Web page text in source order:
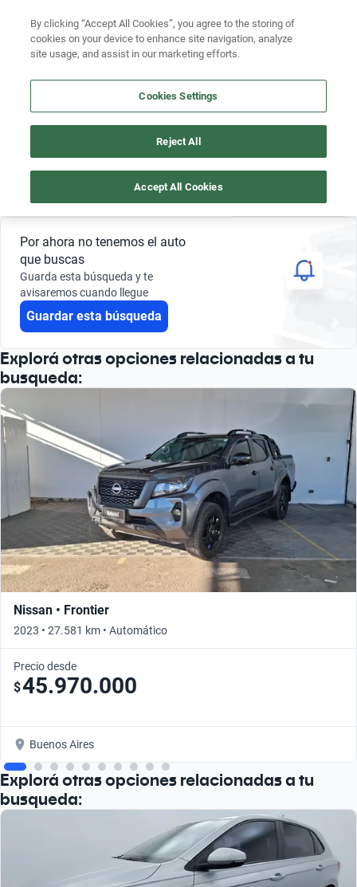
Buscá por año
Buscá por marca
Buscá por modelo
0 Resultados Guardar búsqueda
Por ahora no tenemos el auto
que buscas
Guarda esta búsqueda y te
avisaremos cuando llegue
Guardar esta búsqueda
Explorá otras opciones relacionadas a tu
busqueda:
Nissan • Frontier
2023 • 27.581 km • Automático
Precio desde
$45.970.000
Buenos Aires
Explorá otras opciones relacionadas a tu
busqueda:
By clicking “Accept All Cookies”, you agree to the storing of
cookies on your device to enhance site navigation, analyze
site usage, and assist in our marketing efforts.
Cookies Settings
Reject All
Accept All Cookies